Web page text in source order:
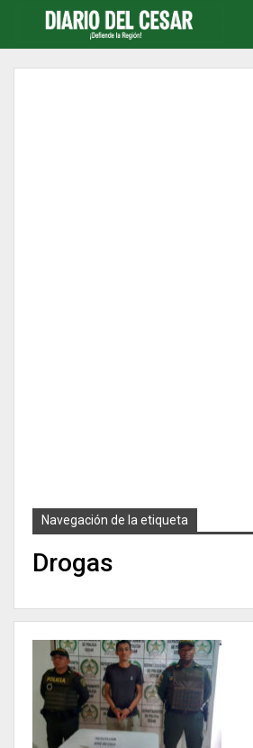
Navegación de la etiqueta
Drogas